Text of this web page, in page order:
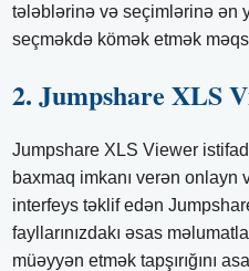
tələblərinə və seçimlərinə ən
seçməkdə kömək etmək
2. Jumpshare XLS
Jumpshare XLS Viewer
baxmaq imkanı verən
interfeys təklif edən
fayllarınızdakı əsas
müəyyən etmək tapşırığını